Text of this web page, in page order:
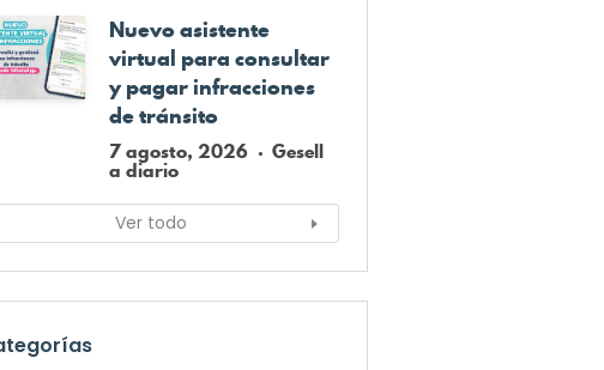
Nuevo asistente
virtual para consultar
y pagar infracciones
de tránsito
7 agosto, 2026 Gesell
a diario
Ver todo